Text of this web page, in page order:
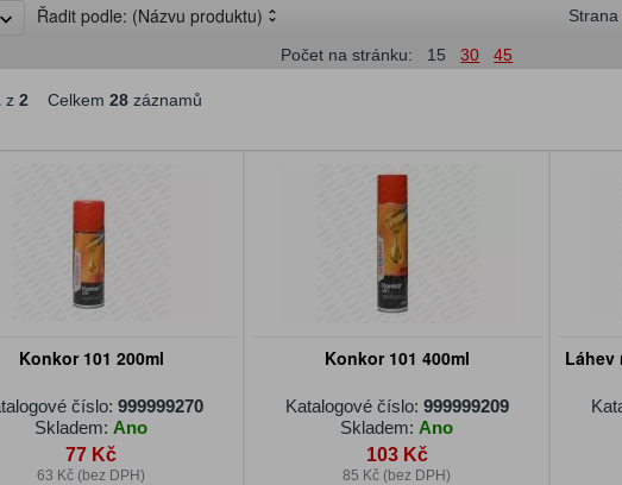
Řadit podle: (Názvu produktu) Strana
Počet na stránku: 15 30 45
z 2Celkem 28záznamů
Konkor 101 200ml
číslo: 999999270
Skladem: Ano
77 Kč
63 Kč (bez DPH)
Konkor 101 400ml
Katalogové číslo: 999999209
Skladem: Ano
103 Kč
85 Kč (bez DPH)
Láhev